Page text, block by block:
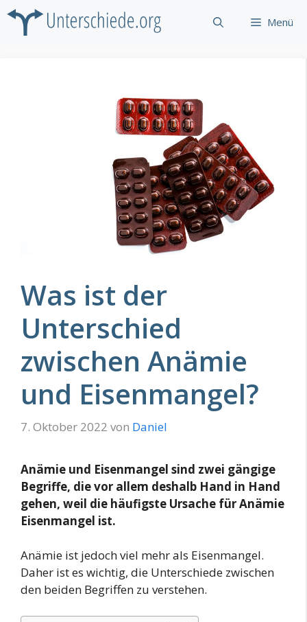
Zum
Inhalt
Menü
Was ist der
Unterschied
zwischen Anämie
und Eisenmangel?
7. Oktober 2022 von Daniel
Anämie und Eisenmangel sind zwei gängige
Begriffe, die vor allem deshalb Hand in Hand
gehen, weil die häufigste Ursache für Anämie
Eisenmangel ist.
Anämie ist jedoch viel mehr als Eisenmangel.
Daher ist es wichtig, die Unterschiede zwischen
den beiden Begriffen zu verstehen.